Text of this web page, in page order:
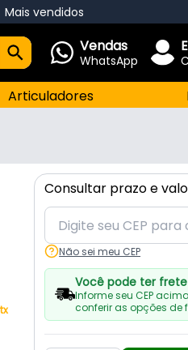
Mais vendidos
Vendas
WhatsApp
Articuladores
Consultar prazo e
Não sei meu CEP
Você pode ter
Informe seu CEP
conferir as opções de